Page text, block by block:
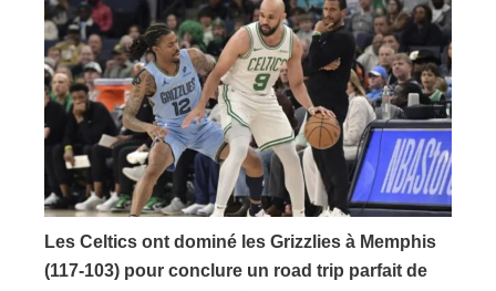
Les Celtics ont dominé les Grizzlies à Memphis
(117-103) pour conclure un road trip parfait de